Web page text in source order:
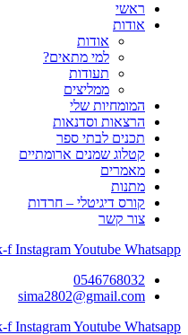
ראשי
אודות
אודות
למי מתאים?
תעודות
ממליצים
המומחיות שלי
הרצאות וסדנאות
תכנים לבתי ספר
קטלוג שמנים ארומתיים
מאמרים
מתנות
קורס דיגיטלי – חרדות
צור קשר
f InstagramYoutube Whatsapp
0546768032
sima2802@gmail.com
f InstagramYoutube Whatsapp